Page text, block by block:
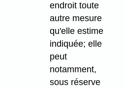
endroit toute
autre mesure
qu'elle estime
indiquée; elle
peut
notamment,
sous réserve